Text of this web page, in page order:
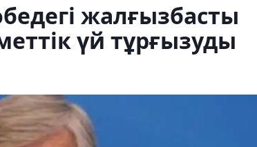
жалғызбасты
үй тұрғызуды